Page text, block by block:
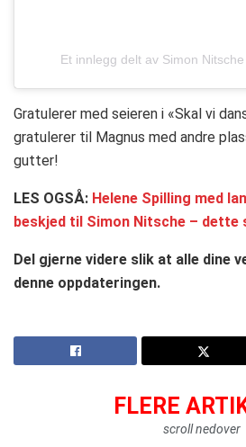
Et innlegg delt av Simon
Gratulerer med seieren i «Skal vi
gratulerer til Magnus med andre
gutter!
LES OGSÅ: Helene Spilling med
beskjed til Simon Nitsche – dette
Del gjerne videre slik at alle dine
denne oppdateringen.
FLERE
scroll nedover